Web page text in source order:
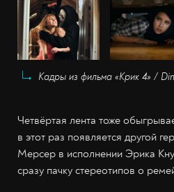
Кадры из фильма «Крик 4» /
Четвёртая лента тоже
в этот раз появляется другой
Мерсер в исполнении Эрика
сразу пачку стереотипов о